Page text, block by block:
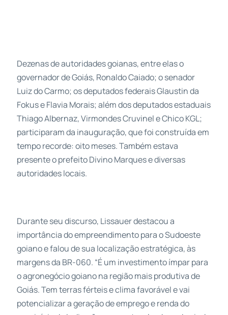
Dezenas de autoridades goianas, entre elas o
governador de Goiás, Ronaldo Caiado; o senador
Luiz do Carmo; os deputados federais Glaustin da
Fokus e Flavia Morais; além dos deputados estaduais
Thiago Albernaz, Virmondes Cruvinel e Chico KGL;
participaram da inauguração, que foi construída em
tempo recorde: oito meses. Também estava
presente o prefeito Divino Marques e diversas
autoridades locais.
Durante seu discurso, Lissauer destacou a
importância do empreendimento para o Sudoeste
goiano e falou de sua localização estratégica, às
margens da BR-060. “É um investimento ímpar para
o agronegócio goiano na região mais produtiva de
Goiás. Tem terras férteis e clima favorável e vai
potencializar a geração de emprego e renda do